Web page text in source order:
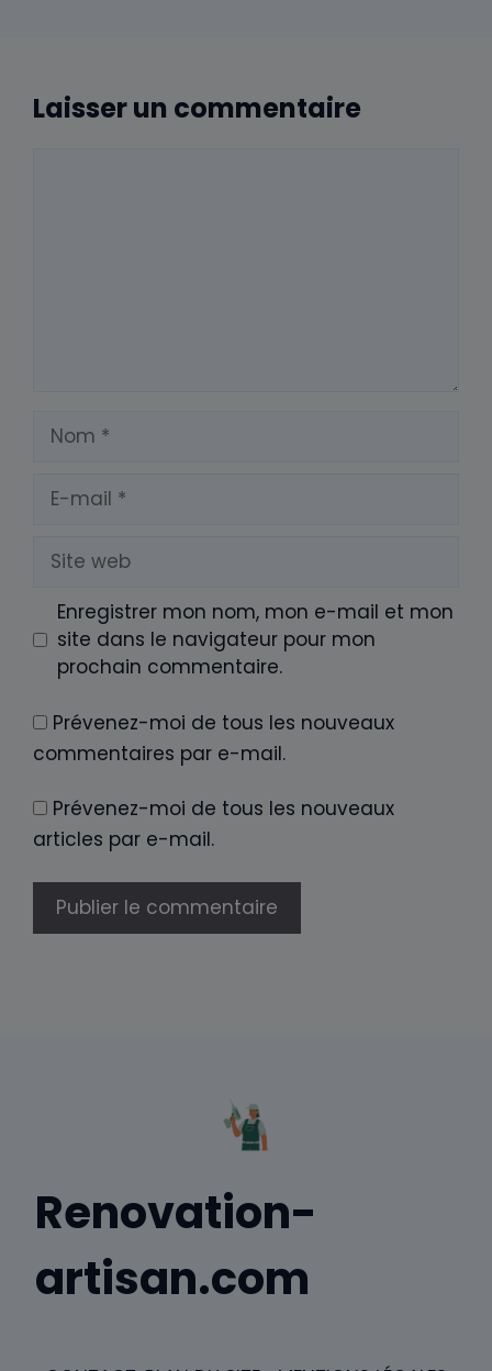
Laisser un commentaire
Nom
mail
Site
web
Enregistrer mon nom, mon e-mail et mon
site dans le navigateur pour mon
prochain commentaire.
Prévenez-moi de tous les nouveaux
commentaires par e-mail.
Prévenez-moi de tous les nouveaux
articles par e-mail.
Renovation-
artisan.com